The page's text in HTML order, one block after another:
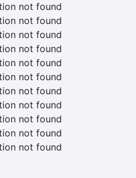
not found
not found
not found
not found
not found
not found
not found
not found
not found
not found
not found